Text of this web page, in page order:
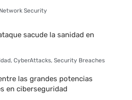
Network Security
sacude la sanidad en
, CyberAttacks, Security Breaches
las grandes potencias
en ciberseguridad